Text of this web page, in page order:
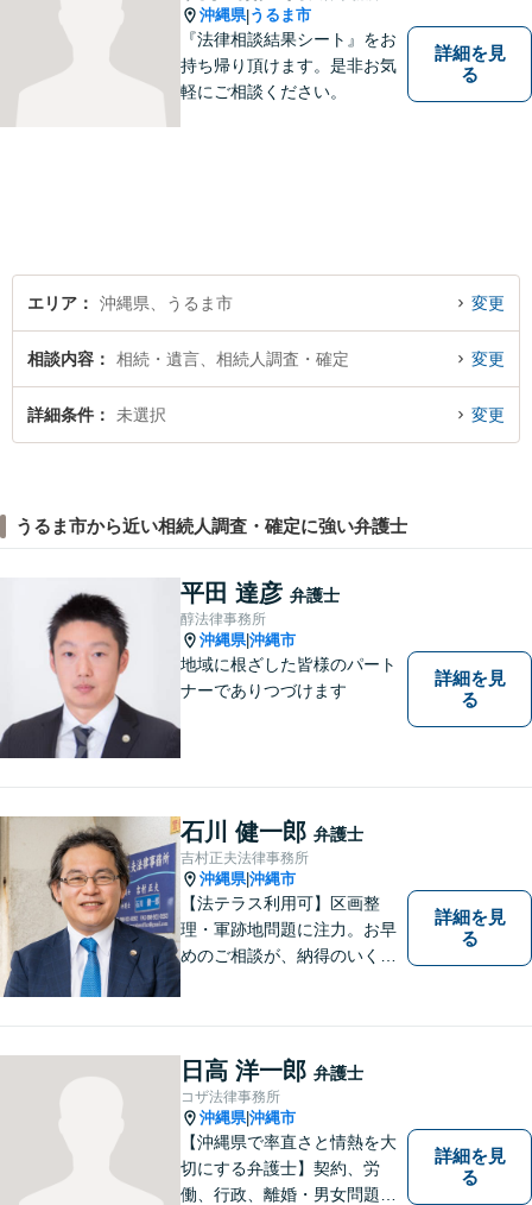
沖縄県|うるま市
『法律相談結果シート』をお
持ち帰り頂けます。是非お気
軽にご相談ください。
詳細を見
る
エリア 沖縄県、うるま市 変更
相談内容 相続・遺言、相続人調査・確定 変更
詳細条件 未選択 変更
うるま市から近い相続人調査・確定に強い弁護士
平田 達彦 弁護士
醇法律事務所
沖縄県|沖縄市
地域に根ざした皆様のパート
ナーでありつづけます
詳細を見
る
石川 健一郎 弁護士
吉村正夫法律事務所
沖縄県|沖縄市
【法テラス利用可】区画整
理・軍跡地問題に注力。お早
めのご相談が、納得のいく解
まう前にご連絡を。あなたの
代理人として全力でサポート
します【分割払い可】【休日
夜間対応】【駐車場あり】
詳細を見
る
日高 洋一郎 弁護士
コザ法律事務所
沖縄県|沖縄市
【沖縄県で率直さと情熱を大
切にする弁護士】契約、労
働、行政、離婚・男女問題、
詳細を見
る